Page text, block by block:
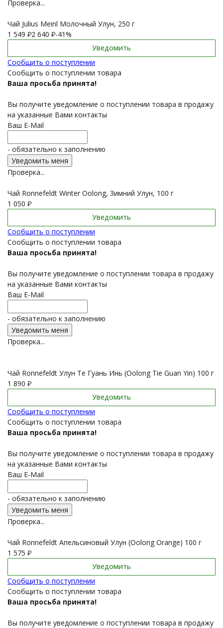
Проверка...
Чай Julius Meinl Молочный Улун, 250 г
1 549 ₽2 640 ₽-41%
Уведомить
Сообщить о поступлении
Сообщить о поступлении товара
Ваша просьба принята!
Вы получите уведомление о поступлении товара в продажу
на указанные Вами контакты
Ваш E-Mail
- обязательно к заполнению
Проверка...
Чай Ronnefeldt Winter Oolong, Зимний Улун, 100 г
1 050 ₽
Уведомить
Сообщить о поступлении
Сообщить о поступлении товара
Ваша просьба принята!
Вы получите уведомление о поступлении товара в продажу
на указанные Вами контакты
Ваш E-Mail
- обязательно к заполнению
Проверка...
Чай Ronnefeldt Улун Те Гуань Инь (Oolong Tie Guan Yin) 100 г
1 890 ₽
Уведомить
Сообщить о поступлении
Сообщить о поступлении товара
Ваша просьба принята!
Вы получите уведомление о поступлении товара в продажу
на указанные Вами контакты
Ваш E-Mail
- обязательно к заполнению
Проверка...
Чай Ronnefeldt Апельсиновый Улун (Oolong Orange) 100 г
1 575 ₽
Уведомить
Сообщить о поступлении
Сообщить о поступлении товара
Ваша просьба принята!
Вы получите уведомление о поступлении товара в продажу